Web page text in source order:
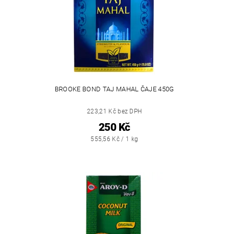
BROOKE BOND TAJ MAHAL ČAJE 450G
223,21 Kč bez DPH
250 Kč
555,56 Kč / 1 kg